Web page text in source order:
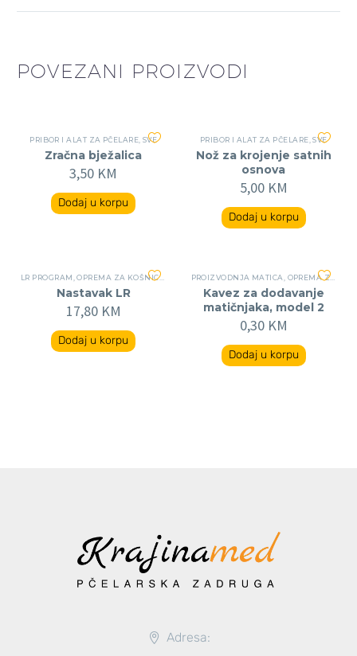
POVEZANI PROIZVODI
PRIBOR I ALAT ZA PČELARE SVE
Zračna bježalica
3,50 KM
Dodaj u korpu
PRIBOR I ALAT ZA PČELARE ,SVE
Nož za krojenje satnih
osnova
5,00 KM
Dodaj u korpu
LR PROGRAM ,OPREMA ZA KOŠNICE
Nastavak LR
17,80 KM
Dodaj u korpu
PROIZVODNJA MATICA OPREMA ZA PROIZVODNJU MATICA
Kavez za dodavanje
matičnjaka, model 2
0,30 KM
Dodaj u korpu
Adresa: